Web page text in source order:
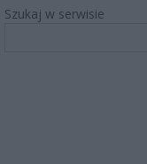
Szukaj w serwisie